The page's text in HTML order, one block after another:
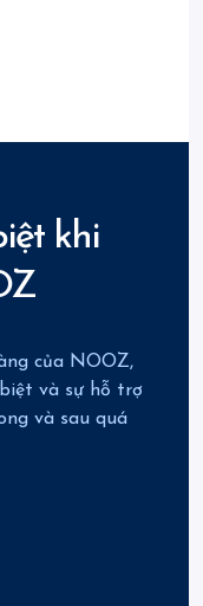
khi
của NOOZ,
và sự hỗ trợ
và sau quá